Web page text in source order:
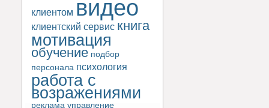
клиентом видео
клиентский сервис книга
мотивация
обучение подбор
персонала психология
работа с
возражениями
реклама управление